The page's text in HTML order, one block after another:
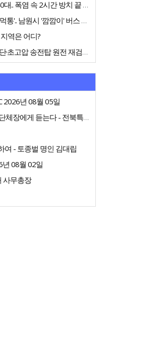
전동휠체어에서 넘어진 80대.. 폭염 속 2시간 방치 끝 숨져
75억 쏟아붓고도 감시망 '먹통'.. 남원시 '깜깜이' 버스 행정
역은 어디?
전국행동, 용인 반도체 산단·초고압 송전탑 원전 재검토 촉구
2026년 08월 05일
[특집 시사토론] 민선9기 단체장에게 듣는다 - 전북특별자치도지사
여 - 토종벌 명인 김대립
08월 02일
사무총장